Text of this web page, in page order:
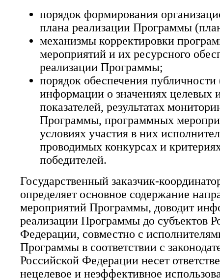
порядок формирования
плана реализации Программы
механизмы корректировки
мероприятий и их ресурсного
реализации Программы;
порядок обеспечения
информации о значениях целевых
показателей, результатах
Программы, программных
условиях участия в них
проводимых конкурсах и
победителей.
Государственный заказчик-
определяет основное содержание
мероприятий Программы, доводит
реализации Программы до субъектов
Федерации, совместно с
Программы в соответствии с
Российской Федерации несет
нецелевое и неэффективное